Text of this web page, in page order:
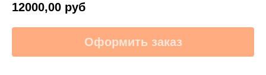
12000,00 руб
Оформить заказ